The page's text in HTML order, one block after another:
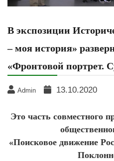
В экспозиции
– моя история»
«Фронтовой портрет.
Admin 13.10.2020
Это часть совместного
«Поисковое движение